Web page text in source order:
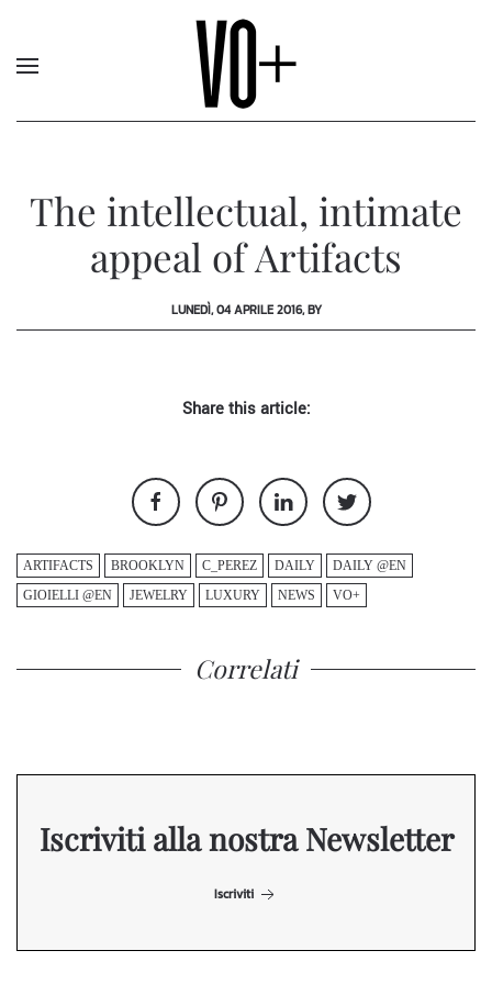
The intellectual, intimate
appeal of Artifacts
LUNEDÌ, 04 APRILE 2016, BY
Share this article:
ARTIFACTS BROOKLYN C_PEREZ DAILY
DAILY @EN
GIOIELLI @EN
JEWELRY LUXURY NEWS VO+
Correlati
Iscriviti alla nostra Newsletter
Iscriviti